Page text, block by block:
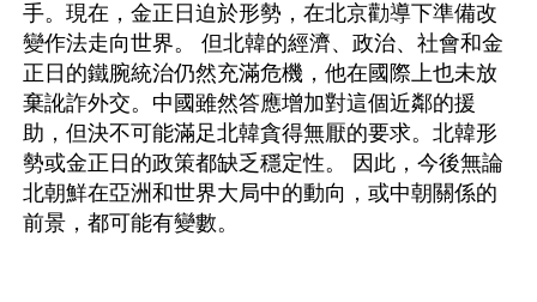
手。現在，金正日迫於形勢，在北京勸導下準備改
變作法走向世界。 但北韓的經濟、政治、社會和金
正日的鐵腕統治仍然充滿危機，他在國際上也未放
棄訛詐外交。中國雖然答應增加對這個近鄰的援
助，但決不可能滿足北韓貪得無厭的要求。北韓形
勢或金正日的政策都缺乏穩定性。 因此，今後無論
北朝鮮在亞洲和世界大局中的動向，或中朝關係的
前景，都可能有變數。